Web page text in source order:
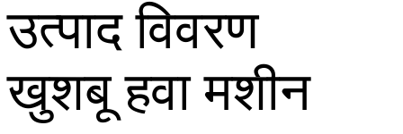
उत्पाद विवरण
खुशबू हवा मशीन